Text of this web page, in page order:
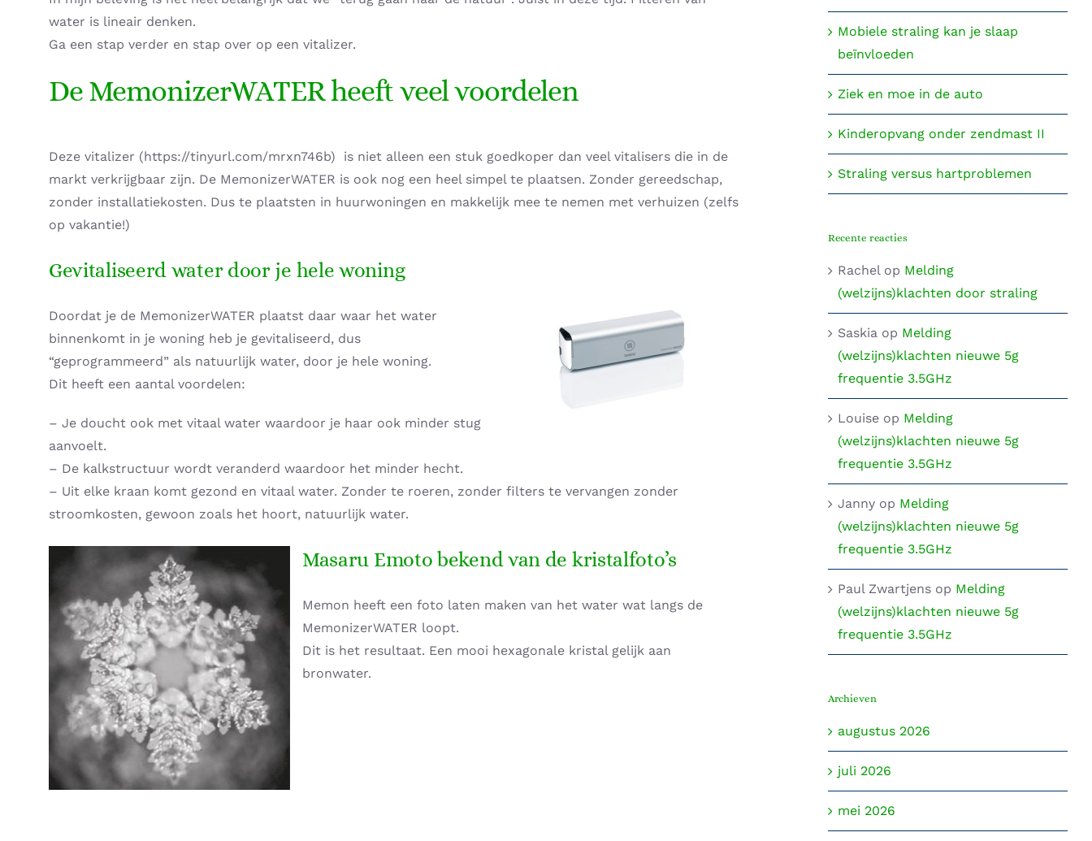
water is lineair denken.
Ga een stap verder en stap over op een vitalizer.
De MemonizerWATER heeft veel voordelen
Deze vitalizer (https://tinyurl.com/mrxn746b) is niet alleen een stuk goedkoper dan veel vitalisers die in de
markt verkrijgbaar zijn. De MemonizerWATER is ook nog een heel simpel te plaatsen. Zonder gereedschap,
zonder installatiekosten. Dus te plaatsten in huurwoningen en makkelijk mee te nemen met verhuizen (zelfs
op vakantie!)
Gevitaliseerd water door je hele woning
Doordat je de MemonizerWATER plaatst daar waar het water
binnenkomt in je woning heb je gevitaliseerd, dus
“geprogrammeerd” als natuurlijk water, door je hele woning.
Dit heeft een aantal voordelen:
– Je doucht ook met vitaal water waardoor je haar ook minder stug
aanvoelt.
– De kalkstructuur wordt veranderd waardoor het minder hecht.
– Uit elke kraan komt gezond en vitaal water. Zonder te roeren, zonder filters te vervangen zonder
stroomkosten, gewoon zoals het hoort, natuurlijk water.
Masaru Emoto bekend van de kristalfoto’s
Memon heeft een foto laten maken van het water wat langs de
MemonizerWATER loopt.
Dit is het resultaat. Een mooi hexagonale kristal gelijk aan
bronwater.
Mobiele straling kan je slaap
beïnvloeden
Ziek en moe in de auto
Kinderopvang onder zendmast II
Straling versus hartproblemen
Recente reacties
Rachelop Melding
(welzijns)klachten door straling
Saskiaop Melding
(welzijns)klachten nieuwe 5g
frequentie 3.5GHz
Louiseop Melding
(welzijns)klachten nieuwe 5g
frequentie 3.5GHz
Jannyop Melding
(welzijns)klachten nieuwe 5g
frequentie 3.5GHz
Paul Zwartjensop Melding
(welzijns)klachten nieuwe 5g
frequentie 3.5GHz
Archieven
augustus 2026
juli 2026
mei 2026